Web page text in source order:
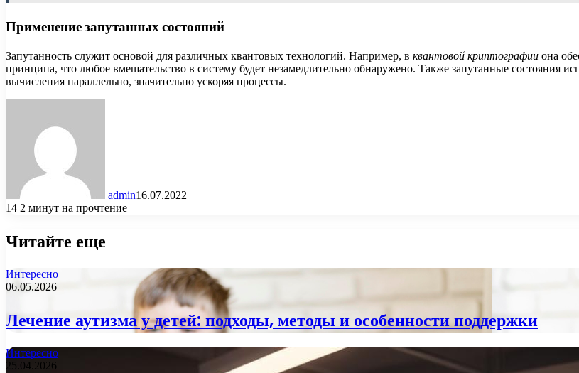
Применение запутанных состояний
Запутанность служит основой для различных квантовых технологий. Например, в квантовой криптографии она
принципа, что любое вмешательство в систему будет незамедлительно обнаружено. Также запутанные состояния
вычисления параллельно, значительно ускоряя процессы.
admin16.07.2022
14 2 минут на прочтение
Читайте еще
Интересно
06.05.2026
Лечение аутизма у детей: подходы, методы и особенности поддержки
Интересно
25.04.2026